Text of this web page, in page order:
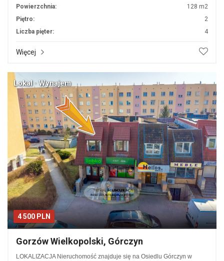
Powierzchnia:
128 m2
Piętro:
2
Liczba pięter:
4
Więcej
4 500 PLN
Lokal · Wynajem
Gorzów Wielkopolski, Górczyn
LOKALIZACJA Nieruchomość znajduje się na Osiedlu Górczyn w